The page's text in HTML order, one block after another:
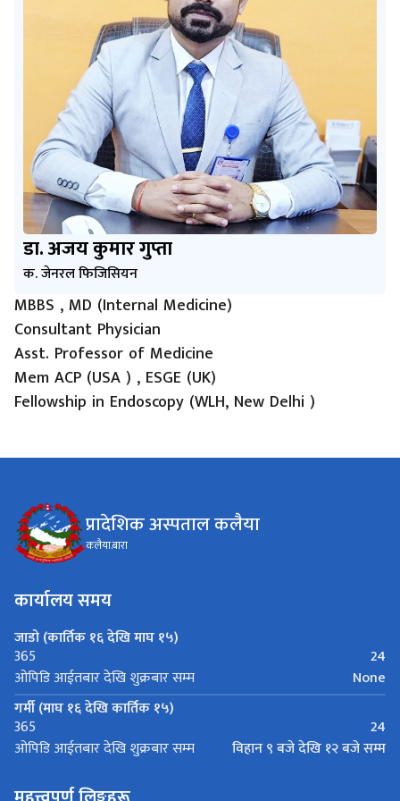
डा. अजय कुमार गुप्ता
क. जेनरल फिजिसियन
MBBS , MD (Internal Medicine)
Consultant Physician
Asst. Professor of Medicine
Mem ACP (USA ) , ESGE (UK)
Fellowship in Endoscopy (WLH, New Delhi )
प्रादेशिक अस्पताल कलैया
कलैया.बारा
कार्यालय समय
जाडो (कार्तिक १६ देखि माघ १५)
365
24
ओपिडि आईतबार देखि शुक्रबार सम्म
None
गर्मी (माघ १६ देखि कार्तिक १५)
365
24
ओपिडि आईतबार देखि शुक्रबार सम्म
विहान ९ बजे देखि १२ बजे सम्म